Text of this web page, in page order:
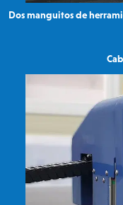
Dos manguitos de